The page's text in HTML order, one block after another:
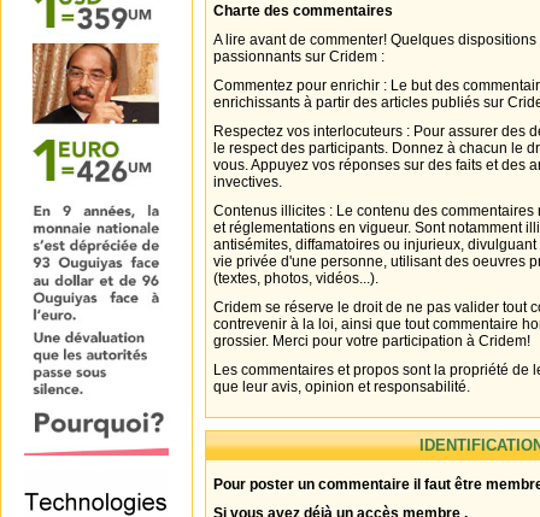
Charte des commentaires
A lire avant de commenter! Quelques
passionnants sur Cridem :
Commentez pour enrichir : Le but des
enrichissants à partir des articles publiés sur
Respectez vos interlocuteurs : Pour assurer des
le respect des participants. Donnez à chacun le
vous. Appuyez vos réponses sur des faits et des
invectives.
Contenus illicites : Le contenu des
et réglementations en vigueur. Sont notamment
antisémites, diffamatoires ou injurieux,
vie privée d'une personne, utilisant des oeuvres
(textes, photos, vidéos...).
Cridem se réserve le droit de ne pas valider tout
contrevenir à la loi, ainsi que tout commentaire
grossier. Merci pour votre participation à Cridem!
Les commentaires et propos sont la propriété de
que leur avis, opinion et responsabilité.
Pour poster un commentaire il faut être
Si vous avez déjà un accès membre .